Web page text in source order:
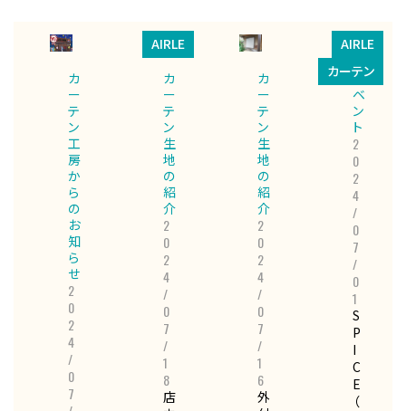
カ
ー
テ
ン
工
房
か
ら
の
お
知
ら
せ
2
0
2
4
/
0
7
カ
ー
テ
ン
生
地
の
紹
介
2
0
2
4
/
0
7
/
1
8
店
AIRLE
カ
ー
テ
ン
生
地
の
紹
介
2
0
2
4
/
0
7
/
1
6
外
イ
ベ
ン
ト
2
0
2
4
/
0
7
/
0
1
S
P
I
C
E
（
AIRLE
カーテン